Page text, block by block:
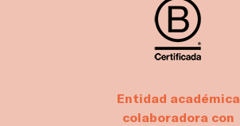
Entidad académica
colaboradora con